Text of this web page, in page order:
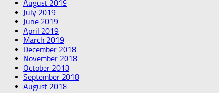
August 2019
July 2019
June 2019
April 2019
March 2019
December 2018
November 2018
October 2018
September 2018
August 2018